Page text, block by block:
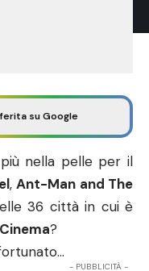
su Google
nella pelle per il
,Ant-Man and The
36 città in cui è
?
- PUBBLICITÀ -